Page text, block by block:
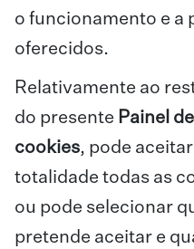
o funcionamento e a
oferecidos.
Relativamente ao
do presente Painel
cookies, pode
totalidade todas as
ou pode selecionar
pretende aceitar e